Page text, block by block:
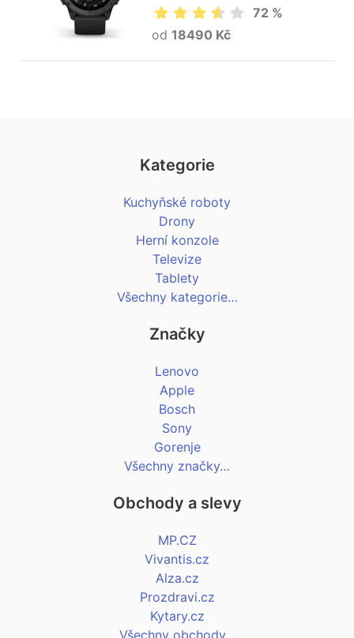
72 %
od 18490 Kč
Kategorie
Kuchyňské roboty
Drony
Herní konzole
Televize
Tablety
Všechny kategorie…
Značky
Lenovo
Apple
Bosch
Sony
Gorenje
Všechny značky…
Obchody a slevy
MP.CZ
Vivantis.cz
Alza.cz
Prozdravi.cz
Kytary.cz
Všechny obchody…